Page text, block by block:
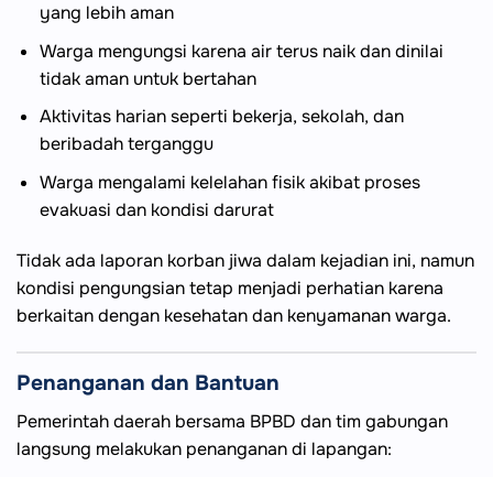
yang lebih aman
Warga mengungsi karena air terus naik dan dinilai
tidak aman untuk bertahan
Aktivitas harian seperti bekerja, sekolah, dan
beribadah terganggu
Warga mengalami kelelahan fisik akibat proses
evakuasi dan kondisi darurat
Tidak ada laporan korban jiwa dalam kejadian ini, namun
kondisi pengungsian tetap menjadi perhatian karena
berkaitan dengan kesehatan dan kenyamanan warga.
Penanganan dan Bantuan
Pemerintah daerah bersama BPBD dan tim gabungan
langsung melakukan penanganan di lapangan: